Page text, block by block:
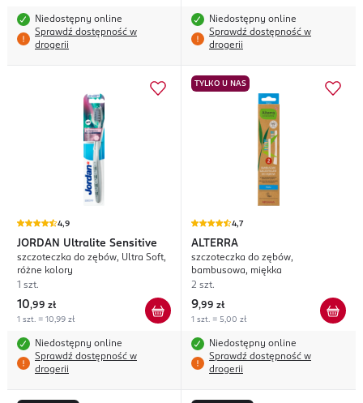
Niedostępny online
Sprawdź dostępność w
drogerii
Niedostępny online
Sprawdź dostępność w
drogerii
4,9
JORDAN Ultralite Sensitive
szczoteczka do zębów, Ultra Soft,
różne kolory
1 szt.
10,99 zł
1 szt. = 10,99 zł
Niedostępny online
Sprawdź dostępność w
drogerii
TYLKO U NAS
4,7
ALTERRA
szczoteczka do zębów,
bambusowa, miękka
2 szt.
9,99 zł
1 szt. = 5,00 zł
Niedostępny online
Sprawdź dostępność w
drogerii